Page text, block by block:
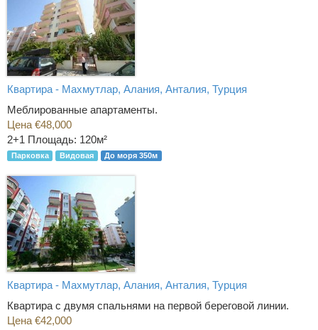
Квартира - Махмутлар, Алания, Анталия, Турция
Меблированные апартаменты.
Цена €48,000
2+1 Площадь: 120м²
Парковка Видовая До моря 350м
Квартира - Махмутлар, Алания, Анталия, Турция
Квартира с двумя спальнями на первой береговой линии.
Цена €42,000